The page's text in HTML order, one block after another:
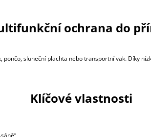
ochrana do
pončo, sluneční plachta nebo transportní vak. Díky
Klíčové vlastnosti